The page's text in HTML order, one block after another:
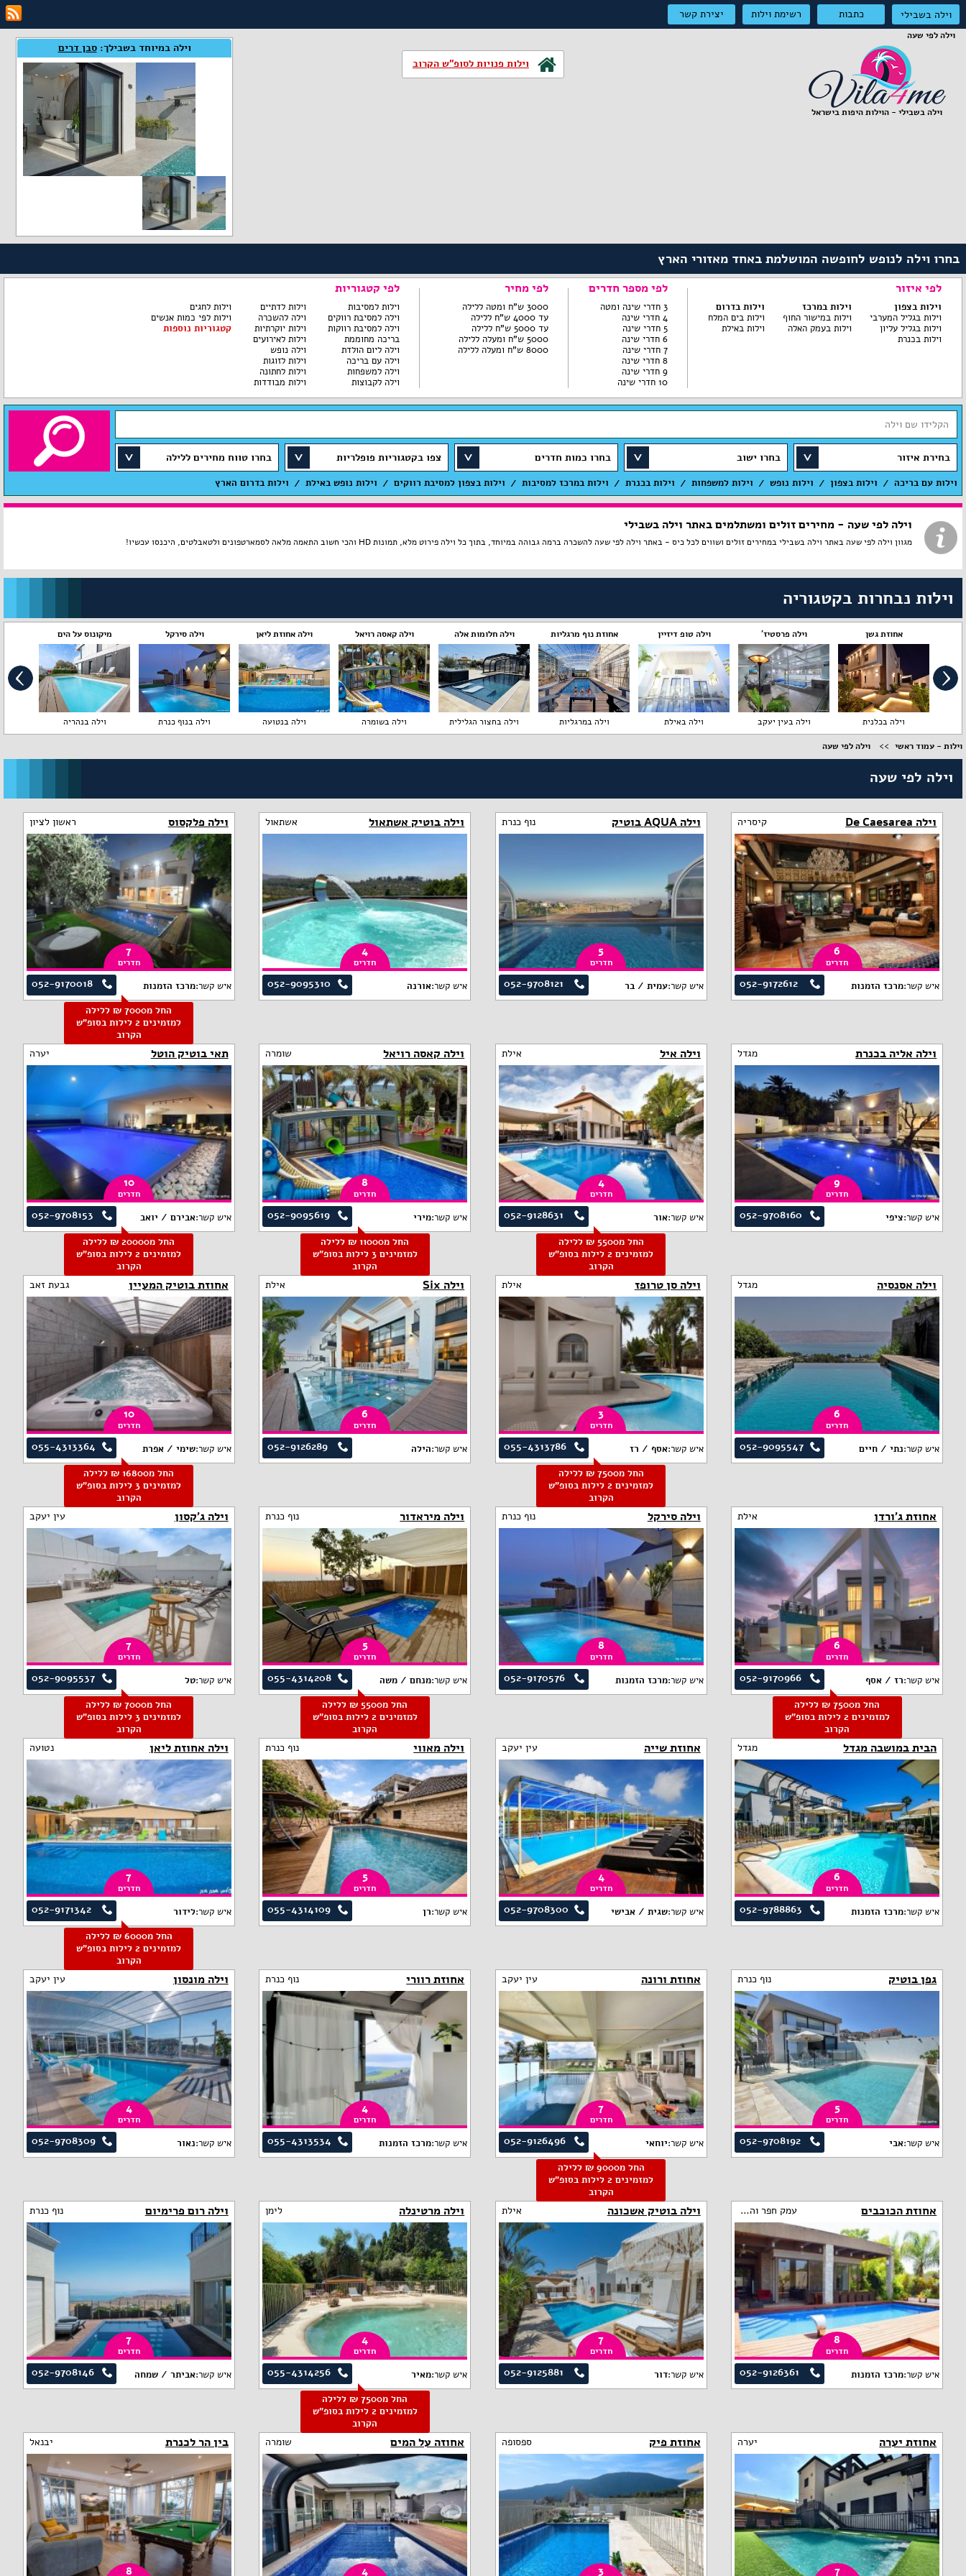
וילה בשבילי כתבות רשימת וילות יצירת קשר
וילה לפי שעה
וילות פנויות לסופ"ש הקרוב
וילה במיוחד בשבילך:סבן דרים
וילה בשבילי - הוילות היפות בישראל
בחרו וילה לנופש לחופשה המושלמת באחד מאזורי הארץ
לפי איזור
וילות בצפון
וילות בגליל המערבי
וילות בגליל עליון
וילות בכנרת
וילות במרכז
וילות במישור החוף
וילות בעמק האלה
וילות בדרום
וילות בים המלח
וילות באילת
לפי מספר חדרים
3 חדרי שינה ומטה
4 חדרי שינה
5 חדרי שינה
6 חדרי שינה
7 חדרי שינה
8 חדרי שינה
9 חדרי שינה
10 חדרי שינה
לפי מחיר
3000 ש"ח ומטה ללילה
עד 4000 ש"ח ללילה
עד 5000 ש"ח ללילה
5000 ש"ח ומעלה ללילה
8000 ש"ח ומעלה ללילה
לפי קטגוריות
וילות למסיבות
וילה למסיבת רווקים
וילה למסיבת רווקות
בריכה מחוממת
וילה ליום הולדת
וילה עם בריכה
וילה למשפחות
וילה לקבוצות
וילות לדתיים
וילה להשכרה
וילות יוקרתיות
וילות לאירועים
וילה נופש
וילות לזוגות
וילות לחתונה
וילות מבודדות
וילות לחגים
וילות לפי כמות אנשים
קטגוריות נוספות
בחירת איזור בחרו ישוב בחרו כמות חדרים צפו בקטגוריות פופלריות בחרו טווח מחירים ללילה
וילות עם בריכה וילות בצפון וילות נופש וילות למשפחות וילות בכנרת וילות במרכז למסיבות וילות בצפון למסיבת רווקים וילות נופש באילת וילות בדרום הארץ
וילה לפי שעה - מחירים זולים ומשתלמים באתר וילה בשבילי
מגוון וילה לפי שעה באתר וילה בשבילי במחירים זולים ושווים לכל כיס - באתר וילה לפי שעה להשכרה ברמה גבוהה במיוחד, בתוך כל וילה פירוט מלא, תמונות HD והכי חשוב התאמה מלאה לסמארטפונים ולטאבלטים, היכנסו עכשיו!
וילות נבחרות בקטגוריה
מיקונוס על הים
וילה בנהריה
וילה סירקל
וילה בנוף כנרת
וילה אחוזת ליאן
וילה בנטועה
וילה קאסה רויאל
וילה בשומרה
וילה חלומות אלה
וילה בחצור הגלילית
אחוזת נוף מרגליות
וילה במרגליות
וילה טופ דיזיין
וילה באילת
וילה פרסטיז'
וילה בעין יעקב
אחוזת גשן
וילה בכלנית
וילות - עמוד ראשי וילה לפי שעה
וילה לפי שעה
וילה De Caesarea קיסריה
6
חדרים
052-9172612 איש קשר:מרכז הזמנות
וילה AQUA בוטיק נוף כנרת
5
חדרים
052-9708121 איש קשר:עמית / בר
וילה בוטיק אשתאול אשתאול
4
חדרים
052-9095310 איש קשר:אורנה
וילה פלקסוס ראשון לציון
7
חדרים
052-9170018 איש קשר:מרכז הזמנות
החל מ7000 ₪ ללילה
למזמינים 2 לילות בסופ"ש
הקרוב
וילה אליה בכנרת מגדל
9
חדרים
052-9708160 איש קשר:ציפי
וילה איל אילת
4
חדרים
052-9128631 איש קשר:אור
החל מ5500 ₪ ללילה
למזמינים 2 לילות בסופ"ש
הקרוב
וילה קאסה רויאל שומרה
8
חדרים
052-9095619 איש קשר:מירי
החל מ11000 ₪ ללילה
למזמינים 3 לילות בסופ"ש
הקרוב
תאי בוטיק הוטל יערה
10
חדרים
052-9708153 איש קשר:אבירם / יואב
החל מ20000 ₪ ללילה
למזמינים 2 לילות בסופ"ש
הקרוב
וילה אסנסיה מגדל
6
חדרים
052-9095547 איש קשר:נתי / חיים
וילה סן טרופז אילת
3
חדרים
055-4313786 איש קשר:אסף / רז
החל מ7500 ₪ ללילה
למזמינים 2 לילות בסופ"ש
הקרוב
וילה Six אילת
6
חדרים
052-9126289 איש קשר:הילה
אחוזת בוטיק המעיין גבעת זאב
10
חדרים
055-4313364 איש קשר:שימי / אפרת
החל מ16800 ₪ ללילה
למזמינים 3 לילות בסופ"ש
הקרוב
אחוזת ג'ורדן אילת
6
חדרים
052-9170966 איש קשר:רז / אסף
החל מ7500 ₪ ללילה
למזמינים 2 לילות בסופ"ש
הקרוב
וילה סירקל נוף כנרת
8
חדרים
052-9170576 איש קשר:מרכז הזמנות
וילה מיראדור נוף כנרת
5
חדרים
055-4314208 איש קשר:מנחם / משה
החל מ5500 ₪ ללילה
למזמינים 2 לילות בסופ"ש
הקרוב
וילה ג'קסון עין יעקב
7
חדרים
052-9095537 איש קשר:טל
החל מ7000 ₪ ללילה
למזמינים 3 לילות בסופ"ש
הקרוב
הבית במושבה מגדל מגדל
6
חדרים
052-9788863 איש קשר:מרכז הזמנות
אחוזת שייה עין יעקב
4
חדרים
052-9708300 איש קשר:שגית / אבישי
וילה מאווי נוף כנרת
5
חדרים
055-4314109 איש קשר:רן
וילה אחוזת ליאן נטועה
7
חדרים
052-9171342 איש קשר:לידור
החל מ6000 ₪ ללילה
למזמינים 2 לילות בסופ"ש
הקרוב
גפן בוטיק נוף כנרת
5
חדרים
052-9708192 איש קשר:אבי
אחוזת ורונה עין יעקב
7
חדרים
052-9126496 איש קשר:יוחאי
החל מ9000 ₪ ללילה
למזמינים 2 לילות בסופ"ש
הקרוב
אחוזת רוורי נוף כנרת
4
חדרים
055-4313534 איש קשר:מרכז הזמנות
וילה מונסון עין יעקב
4
חדרים
052-9708309 איש קשר:נאור
אחוזת הכוכבים עמק חפר והסביבה
8
חדרים
052-9126361 איש קשר:מרכז הזמנות
וילה בוטיק אשכונה אילת
7
חדרים
052-9125881 איש קשר:דור
וילה מרטינלה לימן
4
חדרים
055-4314256 איש קשר:מאיר
החל מ7500 ₪ ללילה
למזמינים 2 לילות בסופ"ש
הקרוב
וילה רום פרימיום נוף כנרת
7
חדרים
052-9708146 איש קשר:אביתר / שמחה
אחוזת יערה יערה
7
אחוזת פיק ספסופה
3
אחוזה על המים שומרה
4
בין הר לכנרת יבנאל
8